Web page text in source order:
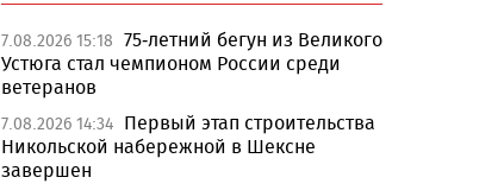
7.08.2026 15:18 75-летний бегун из Великого
Устюга стал чемпионом России среди
ветеранов
7.08.2026 14:34 Первый этап строительства
Никольской набережной в Шексне
завершен